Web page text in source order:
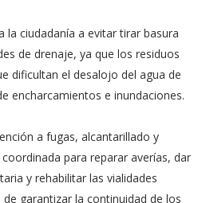
la ciudadanía a evitar tirar basura
de drenaje, ya que los residuos
dificultan el desalojo del agua de
encharcamientos e inundaciones.
a fugas, alcantarillado y
para reparar averías, dar
y rehabilitar las vialidades
garantizar la continuidad de los